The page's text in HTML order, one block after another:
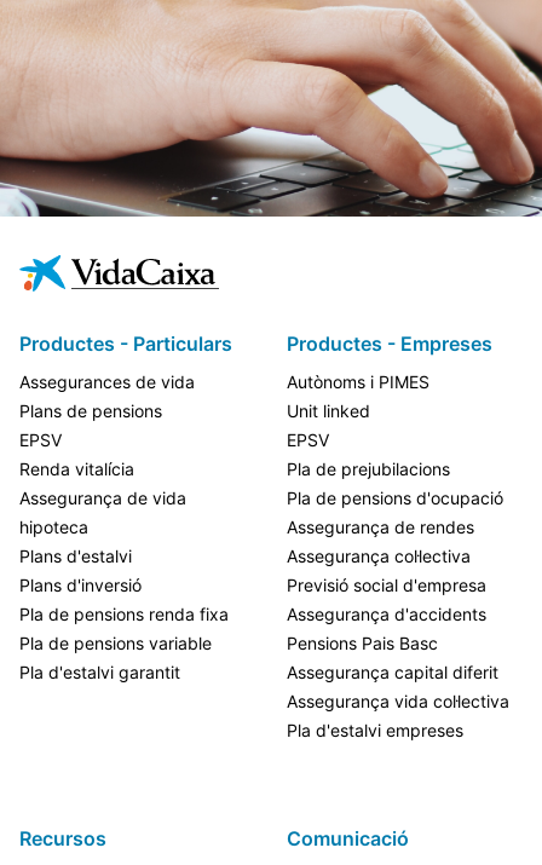
Productes - Particulars
Assegurances de vida
Plans de pensions
EPSV
Renda vitalícia
Assegurança de vida
hipoteca
Plans d'estalvi
Plans d'inversió
Pla de pensions renda fixa
Pla de pensions variable
Pla d'estalvi garantit
Productes - Empreses
Autònoms i PIMES
Unit linked
EPSV
Pla de prejubilacions
Pla de pensions d'ocupació
Assegurança de rendes
Assegurança col·lectiva
Previsió social d'empresa
Assegurança d'accidents
Pensions Pais Basc
Assegurança capital diferit
Assegurança vida col·lectiva
Pla d'estalvi empreses
Recursos Comunicació